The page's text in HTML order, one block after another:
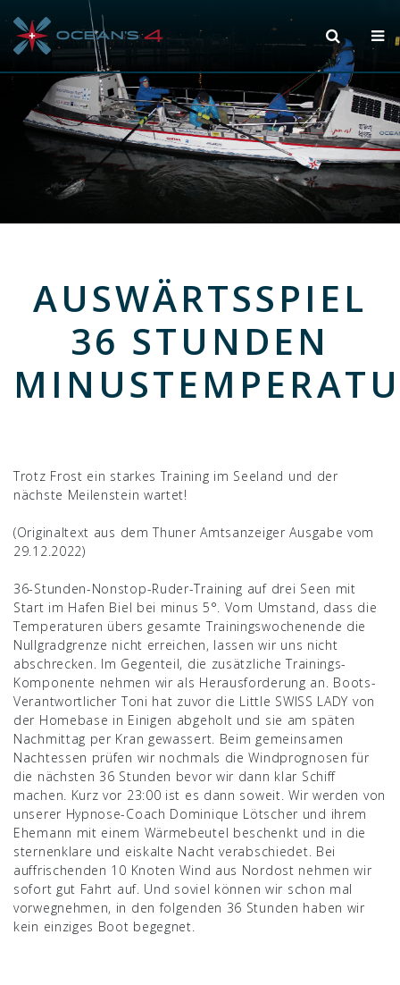
AUSWÄRTSSPIEL
36 STUNDEN
Trotz Frost ein starkes Training im Seeland und der
nächste Meilenstein wartet!
(Originaltext aus dem Thuner Amtsanzeiger Ausgabe vom
29.12.2022)
36-Stunden-Nonstop-Ruder-Training auf drei Seen mit
Start im Hafen Biel bei minus 5°. Vom Umstand, dass die
Temperaturen übers gesamte Trainingswochenende die
Nullgradgrenze nicht erreichen, lassen wir uns nicht
abschrecken. Im Gegenteil, die zusätzliche Trainings-
Komponente nehmen wir als Herausforderung an. Boots-
Verantwortlicher Toni hat zuvor die Little SWISS LADY von
der Homebase in Einigen abgeholt und sie am späten
Nachmittag per Kran gewassert. Beim gemeinsamen
Nachtessen prüfen wir nochmals die Windprognosen für
die nächsten 36 Stunden bevor wir dann klar Schiff
machen. Kurz vor 23:00 ist es dann soweit. Wir werden von
unserer Hypnose-Coach Dominique Lötscher und ihrem
Ehemann mit einem Wärmebeutel beschenkt und in die
sternenklare und eiskalte Nacht verabschiedet. Bei
auffrischenden 10 Knoten Wind aus Nordost nehmen wir
sofort gut Fahrt auf. Und soviel können wir schon mal
vorwegnehmen, in den folgenden 36 Stunden haben wir
kein einziges Boot begegnet.